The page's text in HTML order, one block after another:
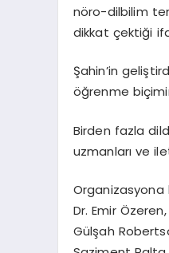
nöro-dilbilim
dikkat çektiği
Şahin’in
öğrenme
Birden fazla
uzmanları ve
Organizasyona
Dr. Emir
Gülşah